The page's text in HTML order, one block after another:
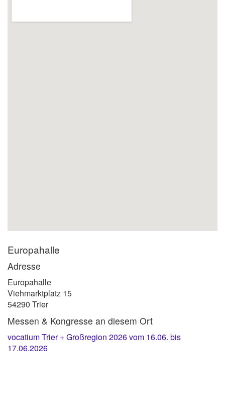
Europahalle
Adresse
Europahalle
Viehmarktplatz 15
54290 Trier
Messen & Kongresse an diesem Ort
vocatium Trier + Großregion 2026 vom 16.06. bis
17.06.2026